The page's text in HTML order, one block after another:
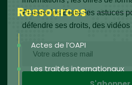
Ressources
Actes de l’OAPI
Les traités internationaux
PI dans les Etats, les astuces
défendre ses droits, des